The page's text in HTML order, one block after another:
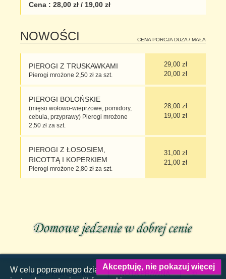
W celu poprawnego działania tej strony WWW konieczne
Akceptuję, nie pokazuj więcej
Cena : 28,00 zł / 19,00 zł
NOWOŚCI CENA PORCJA DUŻA / MAŁA
PIEROGI Z TRUSKAWKAMI
Pierogi mrożone 2,50 zł za szt.
29,00 zł
20,00 zł
PIEROGI BOLOŃSKIE
(mięso wołowo-wieprzowe, pomidory,
cebula, przyprawy) Pierogi mrożone
2,50 zł za szt.
28,00 zł
19,00 zł
PIEROGI Z ŁOSOSIEM,
RICOTTĄ I KOPERKIEM
Pierogi mrożone 2,80 zł za szt.
31,00 zł
21,00 zł
POLITYKA COOKIES|NOTA PRAWNA| ©